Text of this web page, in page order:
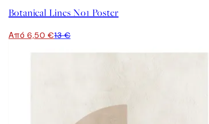
Botanical Lines No1 Poster
Από 6,50 €13 €